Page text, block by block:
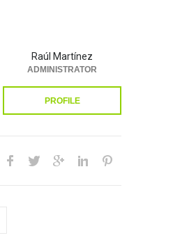
Raúl Martínez
ADMINISTRATOR
PROFILE